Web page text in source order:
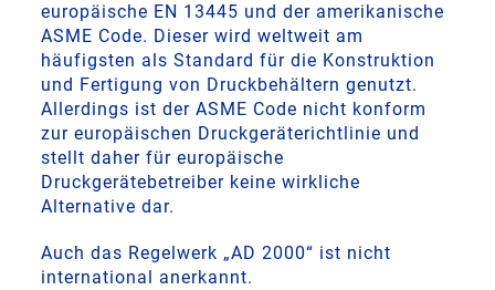
europäische EN 13445 und der amerikanische
ASME Code. Dieser wird weltweit am
häufigsten als Standard für die Konstruktion
und Fertigung von Druckbehältern genutzt.
Allerdings ist der ASME Code nicht konform
zur europäischen Druckgeräterichtlinie und
stellt daher für europäische
Druckgerätebetreiber keine wirkliche
Alternative dar.
Auch das Regelwerk „AD 2000“ ist nicht
international anerkannt.